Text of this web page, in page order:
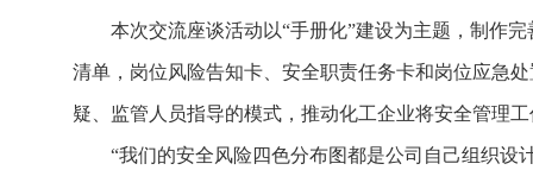
本次交流座谈活动以“手册化”建设为主题，制作
清单，岗位风险告知卡、安全职责任务卡和岗位应急
疑、监管人员指导的模式，推动化工企业将安全管理
“我们的安全风险四色分布图都是公司自己组织